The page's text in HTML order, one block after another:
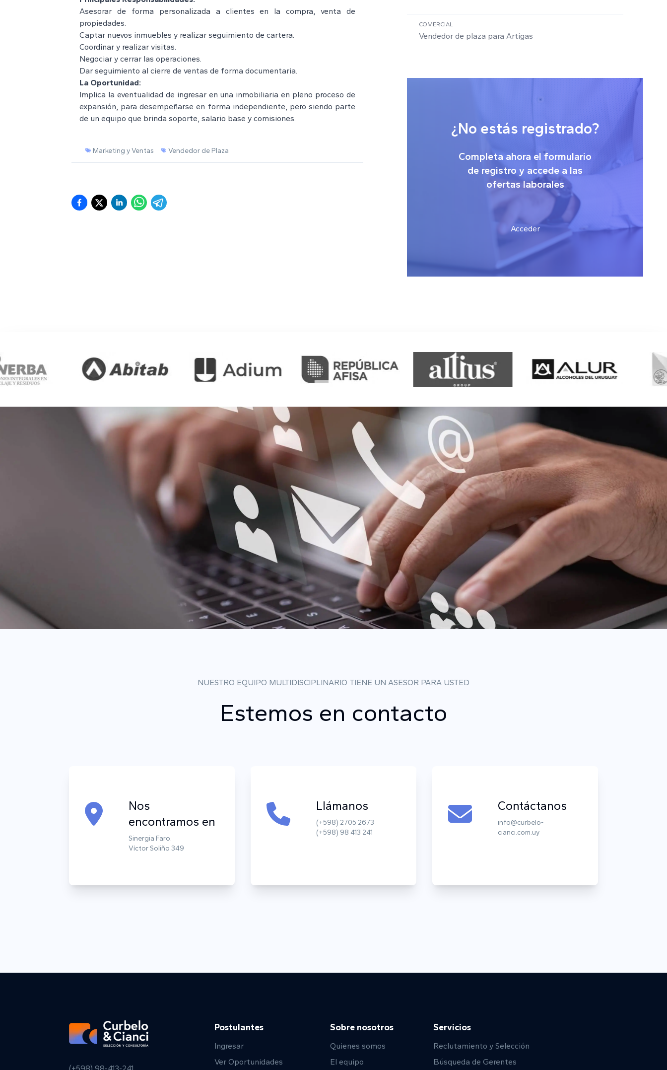
Asesorar de forma personalizada a clientes en la compra, venta de
propiedades.
Captar nuevos inmuebles y realizar seguimiento de cartera.
Coordinar y realizar visitas.
Negociar y cerrar las operaciones.
Dar seguimiento al cierre de ventas de forma documentaria.
La Oportunidad:
Implica la eventualidad de ingresar en una inmobiliaria en pleno proceso de
expansión, para desempeñarse en forma independiente, pero siendo parte
de un equipo que brinda soporte, salario base y comisiones.
Marketing y Ventas Vendedor de Plaza
COMERCIAL
Vendedor de plaza para Artigas
¿No estás registrado?
Completa ahora el formulario
de registro y accede a las
ofertas laborales
Acceder
NUESTRO EQUIPO MULTIDISCIPLINARIO TIENE UN ASESOR PARA USTED
Estemos en contacto
Nos
encontramos en
Sinergia Faro.
Víctor Soliño 349
Llámanos
(+598) 2705 2673
(+598) 98 413 241
Contáctanos
info@curbelo-
cianci.com.uy
Postulantes
Ingresar
Ver Oportunidades
Sobre nosotros
Quienes somos
El equipo
Servicios
Reclutamiento y Selección
Búsqueda de Gerentes